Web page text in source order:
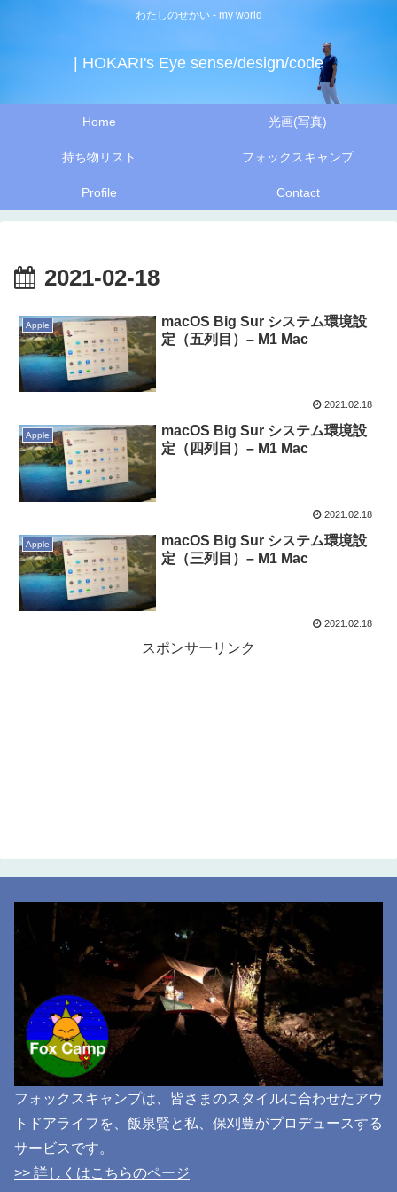
わたしのせかい - my world
| HOKARI's Eye sense/design/code
Home 光画(写真)
持ち物リスト フォックスキャンプ
Profile Contact
2021-02-18
Apple
macOS Big Sur システム環境設
定（五列目）– M1 Mac
2021.02.18
Apple
macOS Big Sur システム環境設
定（四列目）– M1 Mac
2021.02.18
Apple
macOS Big Sur システム環境設
定（三列目）– M1 Mac
2021.02.18
スポンサーリンク
フォックスキャンプは、皆さまのスタイルに合わせたアウ
トドアライフを、飯泉賢と私、保刈豊がプロデュースする
サービスです。
>> 詳しくはこちらのページ